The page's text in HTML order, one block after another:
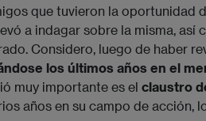
que tuvieron la oportunidad
a indagar sobre la misma,
Considero, luego de haber
los últimos años en el
muy importante es el claustro
años en su campo de acción,